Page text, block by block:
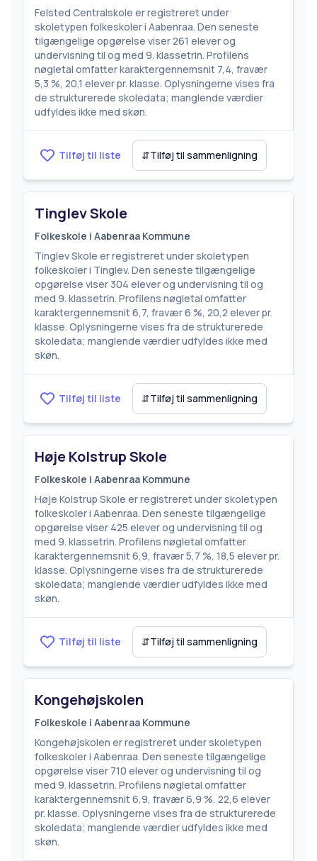
Felsted Centralskole er registreret under
skoletypen folkeskoler i Aabenraa. Den seneste
tilgængelige opgørelse viser 261 elever og
undervisning til og med 9. klassetrin. Profilens
nøgletal omfatter karaktergennemsnit 7,4, fravær
5,3 %, 20,1 elever pr. klasse. Oplysningerne vises fra
de strukturerede skoledata; manglende værdier
udfyldes ikke med skøn.
Tilføj til liste ⇵Tilføj til sammenligning
Tinglev Skole
Folkeskole i Aabenraa Kommune
Tinglev Skole er registreret under skoletypen
folkeskoler i Tinglev. Den seneste tilgængelige
opgørelse viser 304 elever og undervisning til og
med 9. klassetrin. Profilens nøgletal omfatter
karaktergennemsnit 6,7, fravær 6 %, 20,2 elever pr.
klasse. Oplysningerne vises fra de strukturerede
skoledata; manglende værdier udfyldes ikke med
skøn.
Tilføj til liste ⇵Tilføj til sammenligning
Høje Kolstrup Skole
Folkeskole i Aabenraa Kommune
Høje Kolstrup Skole er registreret under skoletypen
folkeskoler i Aabenraa. Den seneste tilgængelige
opgørelse viser 425 elever og undervisning til og
med 9. klassetrin. Profilens nøgletal omfatter
karaktergennemsnit 6,9, fravær 5,7 %, 18,5 elever pr.
klasse. Oplysningerne vises fra de strukturerede
skoledata; manglende værdier udfyldes ikke med
skøn.
Tilføj til liste ⇵Tilføj til sammenligning
Kongehøjskolen
Folkeskole i Aabenraa Kommune
Kongehøjskolen er registreret under skoletypen
folkeskoler i Aabenraa. Den seneste tilgængelige
opgørelse viser 710 elever og undervisning til og
med 9. klassetrin. Profilens nøgletal omfatter
karaktergennemsnit 6,9, fravær 6,9 %, 22,6 elever
pr. klasse. Oplysningerne vises fra de strukturerede
skoledata; manglende værdier udfyldes ikke med
skøn.